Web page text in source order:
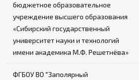
бюджетное образовательное
учреждение высшего образования
«Сибирский государственный
университет науки и технологий
имени академика М.Ф. Решетнёва»
ФГБОУ ВО "Заполярный